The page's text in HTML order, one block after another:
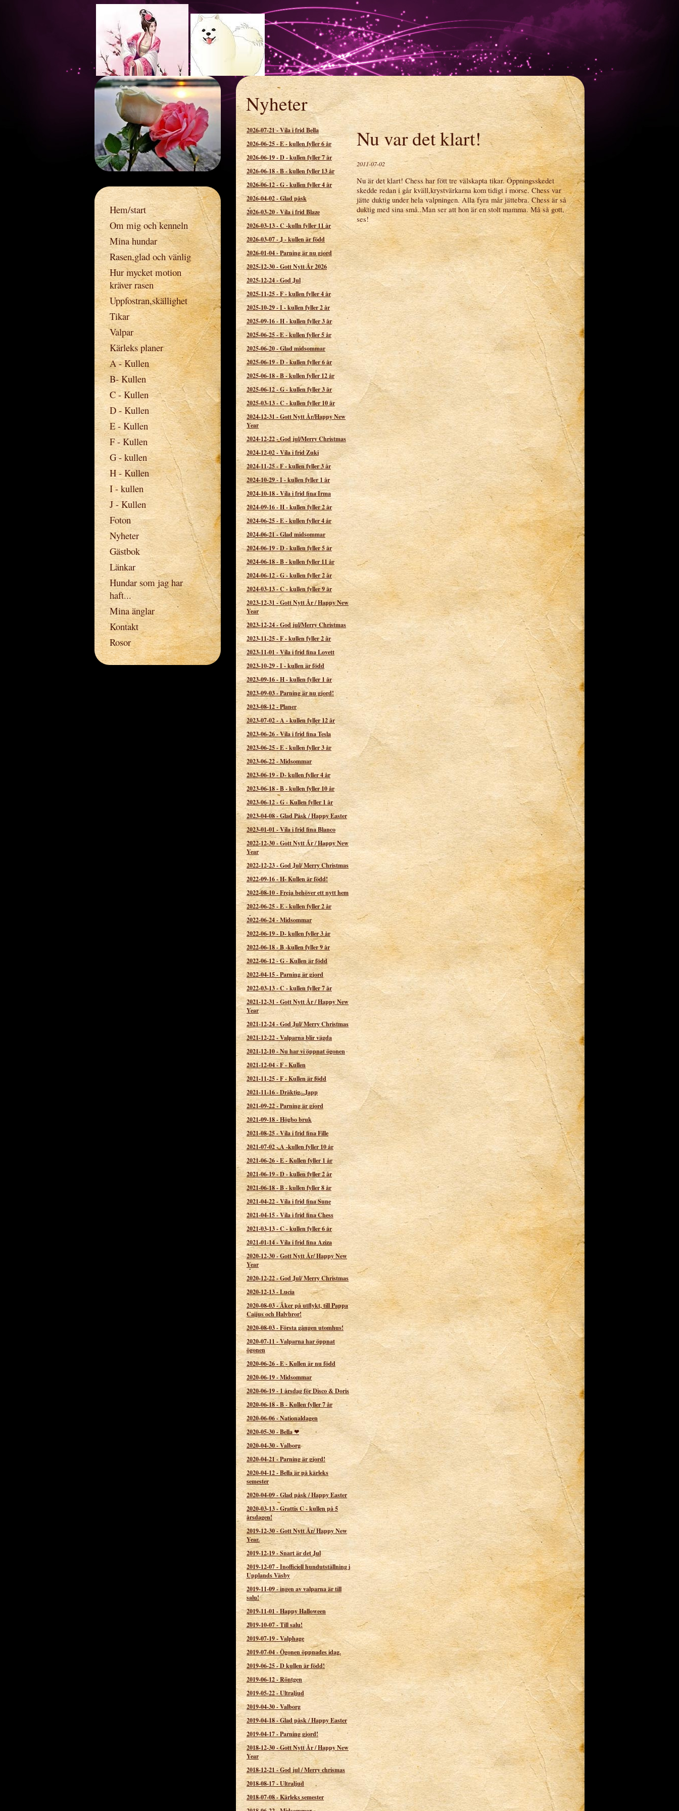
Rosspetsens kennel
Hem/start
Om mig och kenneln
Mina hundar
Rasen,glad och vänlig
Hur mycket motion
kräver rasen
Uppfostran,skällighet
Tikar
Valpar
Kärleks planer
A - Kullen
B- Kullen
C - Kullen
D - Kullen
E - Kullen
F - Kullen
G - kullen
H - Kullen
I - kullen
J - Kullen
Foton
Nyheter
Gästbok
Länkar
Hundar som jag har
haft...
Mina änglar
Kontakt
Rosor
Nyheter
2026-07-21-Vila i frid Bella
2026-06-25-E - kullen fyller 6 år
2026-06-19-D - kullen fyller 7 år
2026-06-18-B - kullen fyller 13 år
2026-06-12-G - kullen fyller 4 år
2026-04-02-Glad påsk
2026-03-20-Vila i frid Blaze
2026-03-13-C -kulln fyller 11 år
2026-03-07-J - kullen är född
2026-01-04-Parning är nu gjord
2025-12-30-Gott Nytt År 2026
2025-12-24-God Jul
2025-11-25-F - kullen fyller 4 år
2025-10-29-I - kullen fyller 2 år
2025-09-16-H - kullen fyller 3 år
2025-06-25-E - kullen fyller 5 år
2025-06-20-Glad midsommar
2025-06-19-D - kullen fyller 6 år
2025-06-18-B - kullen fyller 12 år
2025-06-12-G - kullen fyller 3 år
2025-03-13-C - kullen fyller 10 år
2024-12-31-Gott Nytt År/Happy New
Year
2024-12-22-God jul/Merry Christmas
2024-12-02-Vila i frid Zuki
2024-11-25-F - kullen fyller 3 år
2024-10-29-I - kullen fyller 1 år
2024-10-18-Vila i frid fina Irma
2024-09-16-H - kullen fyller 2 år
2024-06-25-E - kullen fyller 4 år
2024-06-21-Glad midsommar
2024-06-19-D - kullen fyller 5 år
2024-06-18-B - kullen fyller 11 år
2024-06-12-G - kullen fyller 2 år
2024-03-13-C - kullen fyller 9 år
2023-12-31-Gott Nytt År / Happy New
Year
2023-12-24-God jul/Merry Christmas
2023-11-25-F - kullen fyller 2 år
2023-11-01 -Vila i frid fina Lovett
2023-10-29-I - kullen är född
2023-09-16-H - kullen fyller 1 år
2023-09-03-Parning är nu gjord!
2023-08-12-Planer
2023-07-02-A - kullen fyller 12 år
2023-06-26-Vila i frid fina Tesla
2023-06-25-E - kullen fyller 3 år
2023-06-22-Midsommar
2023-06-19-D- kullen fyller 4 år
2023-06-18-B - kullen fyller 10 år
2023-06-12-G - Kullen fyller 1 år
2023-04-08-Glad Påsk / Happy Easter
2023-01-01-Vila i frid fina Blanco
2022-12-30-Gott Nytt År / Happy New
Year
2022-12-23-God Jul/ Merry Christmas
2022-09-16-H- Kullen är född!
2022-08-10-Freja behöver ett nytt hem
2022-06-25-E - kullen fyller 2 år
2022-06-24-Midsommar
2022-06-19-D- kullen fyller 3 år
2022-06-18-B -kullen fyller 9 år
2022-06-12-G - Kullen är född
2022-04-15-Parning är gjord
2022-03-13-C - kullen fyller 7 år
2021-12-31-Gott Nytt År / Happy New
Year
2021-12-24-God Jul/ Merry Christmas
2021-12-22-Valparna blir vägda
2021-12-10-Nu har vi öppnat ögonen
2021-12-04-F - Kullen
2021-11-25-F - Kullen är född
2021-11-16-Dräktig...Japp
2021-09-22-Parning är gjord
2021-09-18-Högbo bruk
2021-08-25-Vila i frid fina Fille
2021-07-02-A -kullen fyller 10 år
2021-06-26-E - Kullen fyller 1 år
2021-06-19-D - kullen fyller 2 år
2021-06-18-B - kullen fyller 8 år
2021-04-22-Vila i frid fina Sune
2021-04-15-Vila i frid fina Chess
2021-03-13-C - kullen fyller 6 år
2021-01-14-Vila i frid fina Aziza
2020-12-30-Gott Nytt År/ Happy New
Year
2020-12-22-God Jul/ Merry Christmas
2020-12-13-Lucia
2020-08-03-Åker på utflykt, till Pappa
Caijus och Halvbror!
2020-08-03-Första gången utomhus!
2020-07-11-Valparna har öppnat
ögonen
2020-06-26-E - Kullen är nu född
2020-06-19-Midsommar
2020-06-19- 1 årsdag för Disco & Doris
2020-06-18-B - Kullen fyller 7 år
2020-06-06-Nationaldagen
2020-05-30-Bella ❤
2020-04-30-Valborg
2020-04-21-Parning är gjord!
2020-04-12-Bella är på kärleks
semester
2020-04-09-Glad påsk / Happy Easter
2020-03-13-Grattis C - kullen på 5
årsdagen!
2019-12-30-Gott Nytt År/ Happy New
Year.
2019-12-19-Snart är det Jul
2019-12-07-Inofficiell hundutställning i
Upplands Väsby
2019-11-09-ingen av valparna är till
salu!
2019-11-01-Happy Halloween
2019-10-07-Till salu!
2019-07-19-Valphage
2019-07-04-Ögonen öppnades idag.
2019-06-25-D kullen är född!
2019-06-12-Röntgen
2019-05-22-Ultraljud
2019-04-30-Valborg
2019-04-18-Glad påsk / Happy Easter
2019-04-17-Parning gjord!
2018-12-30-Gott Nytt År / Happy New
Year
2018-12-21-God jul / Merry chrismas
2018-08-17-Ultraljud
2018-07-08-Kärleks semester
Nu var det klart!
2011-07-02
Nu är det klart! Chess har fött tre välskapta tikar. Öppningsskedet
skedde redan i går kväll,krystvärkarna kom tidigt i morse. Chess var
jätte duktig under hela valpningen. Alla fyra mår jättebra. Chess är så
duktig med sina små..Man ser att hon är en stolt mamma. Må så gott,
ses!